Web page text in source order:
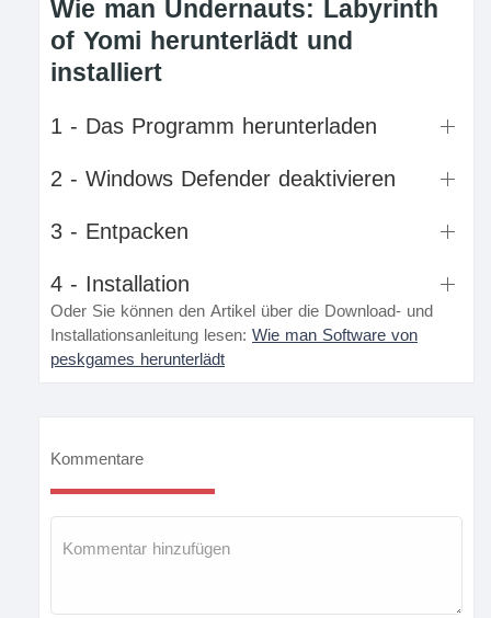
of Yomi herunterlädt und
installiert
1 - Das Programm herunterladen
2 - Windows Defender deaktivieren
3 - Entpacken
4 - Installation
Oder Sie können den Artikel über die Download- und
Installationsanleitung lesen: Wie man Software von
peskgames herunterlädt
Kommentare